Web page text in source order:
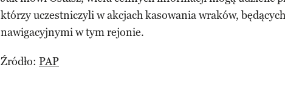
którzy uczestniczyli w akcjach kasowania wraków,
nawigacyjnymi w tym rejonie.
Źródło: PAP